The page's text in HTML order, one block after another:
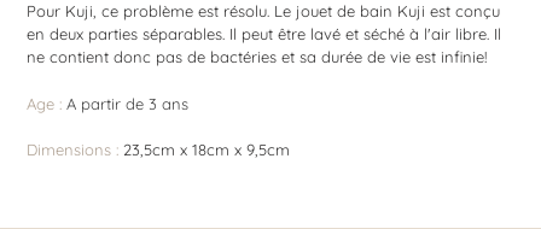
Pour Kuji, ce problème est résolu. Le jouet de bain Kuji est conçu
en deux parties séparables. Il peut être lavé et séché à l'air libre. Il
ne contient donc pas de bactéries et sa durée de vie est infinie!
Age : A partir de 3 ans
Dimensions : 23,5cm x 18cm x 9,5cm